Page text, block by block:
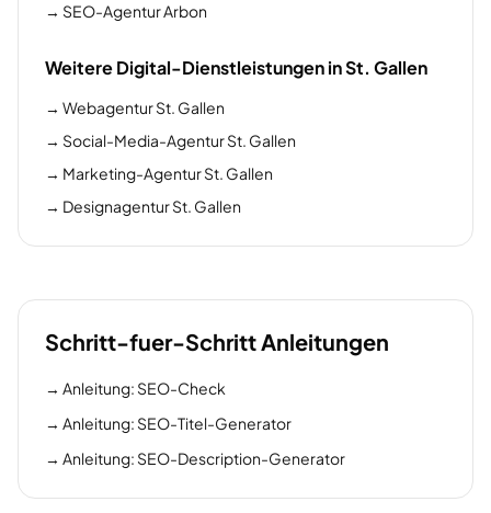
→ SEO-Agentur Arbon
Weitere Digital-Dienstleistungen in St. Gallen
→ Webagentur St. Gallen
→ Social-Media-Agentur St. Gallen
→ Marketing-Agentur St. Gallen
→ Designagentur St. Gallen
Schritt-fuer-Schritt Anleitungen
→ Anleitung: SEO-Check
→ Anleitung: SEO-Titel-Generator
→ Anleitung: SEO-Description-Generator